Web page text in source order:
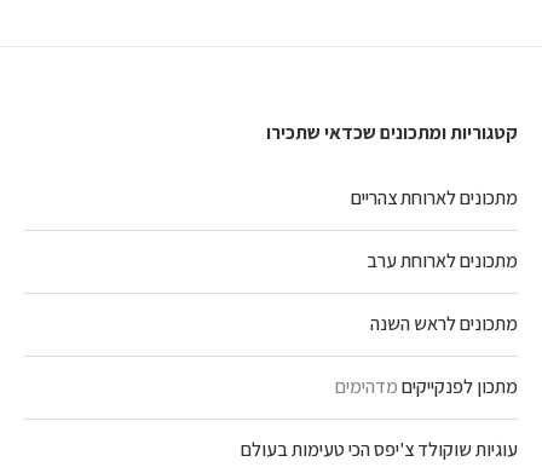
קטגוריות ומתכונים שכדאי שתכירו
מתכונים לארוחת צהריים
מתכונים לארוחת ערב
מתכונים לראש השנה
מתכון לפנקייקיםמדהימים
עוגיות שוקולד צ'יפס הכי טעימות בעולם